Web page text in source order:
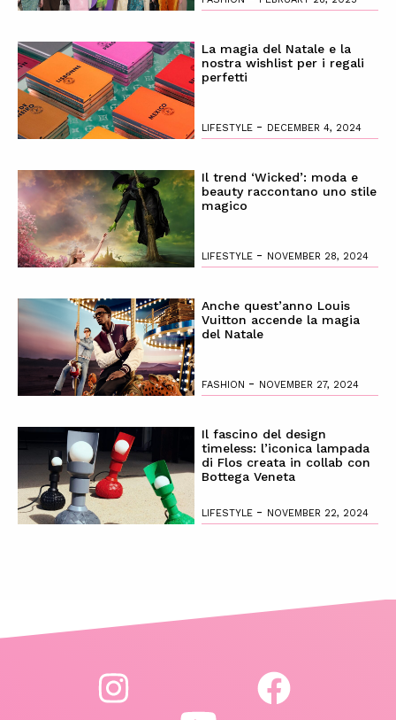
La magia del Natale e la
nostra wishlist per i regali
perfetti
LIFESTYLE - DECEMBER 4, 2024
Il trend ‘Wicked’: moda e
beauty raccontano uno stile
magico
LIFESTYLE - NOVEMBER 28, 2024
Anche quest’anno Louis
Vuitton accende la magia
del Natale
FASHION - NOVEMBER 27, 2024
Il fascino del design
timeless: l’iconica lampada
di Flos creata in collab con
Bottega Veneta
LIFESTYLE - NOVEMBER 22, 2024